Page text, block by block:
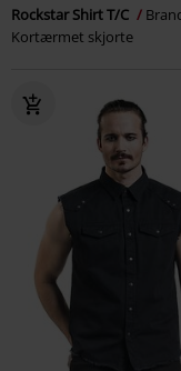
Rockstar Shirt T/C
Kortærmet skjorte